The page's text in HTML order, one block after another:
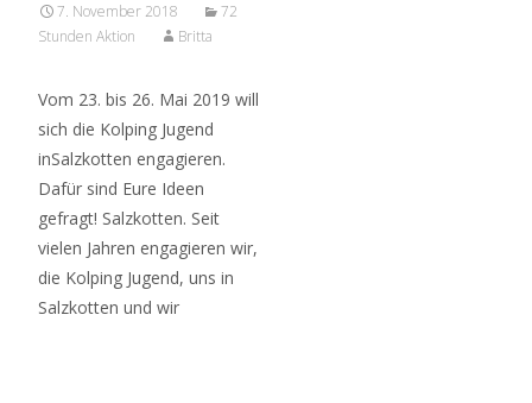
7. November 2018
72
Stunden Aktion
Britta
Vom 23. bis 26. Mai 2019 will
sich die Kolping Jugend
inSalzkotten engagieren.
Dafür sind Eure Ideen
gefragt! Salzkotten. Seit
vielen Jahren engagieren wir,
die Kolping Jugend, uns in
Salzkotten und wir